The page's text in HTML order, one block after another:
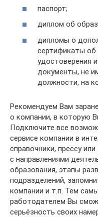
паспорт;
диплом об
дипломы о
сертификаты об
удостоверения
документы, не
должности, на
Рекомендуем Вам
о компании, в которую
Подключите все
сервисе компании в
справочники, прессу
с направлениями
образования, этапы
подразделений,
компании и т.п. Тем
работодателем Вы
серьёзность своих